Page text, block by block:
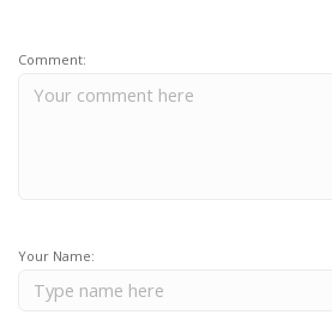
Comment:
Your Name: